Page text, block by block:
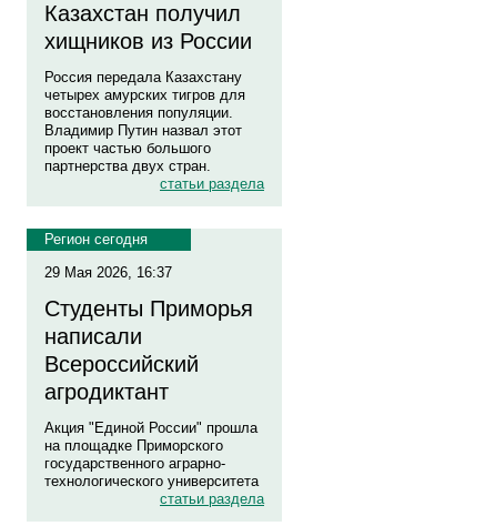
Казахстан получил
хищников из России
Россия передала Казахстану
четырех амурских тигров для
восстановления популяции.
Владимир Путин назвал этот
проект частью большого
партнерства двух стран.
статьи раздела
Регион сегодня
29 Мая 2026, 16:37
Студенты Приморья
написали
Всероссийский
агродиктант
Акция "Единой России" прошла
на площадке Приморского
государственного аграрно-
технологического университета
статьи раздела